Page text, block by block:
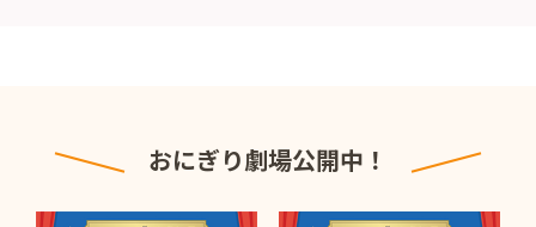
おにぎり劇場公開中！